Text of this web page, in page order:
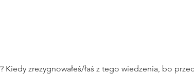
zrezygnowałeś/łaś z tego wiedzenia, bo